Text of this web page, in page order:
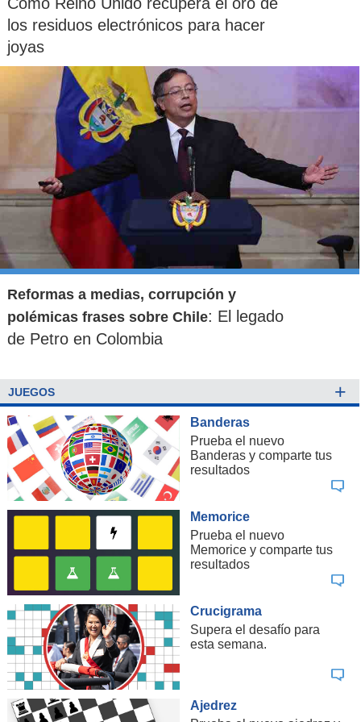
los residuos electrónicos para hacer
joyas
Reformas a medias, corrupción y
polémicas frases sobre Chile: El legado
de Petro en Colombia
JUEGOS +
Banderas
Prueba el nuevo
Banderas y comparte tus
resultados
Memorice
Prueba el nuevo
Memorice y comparte tus
resultados
Crucigrama
Supera el desafío para
esta semana.
Ajedrez